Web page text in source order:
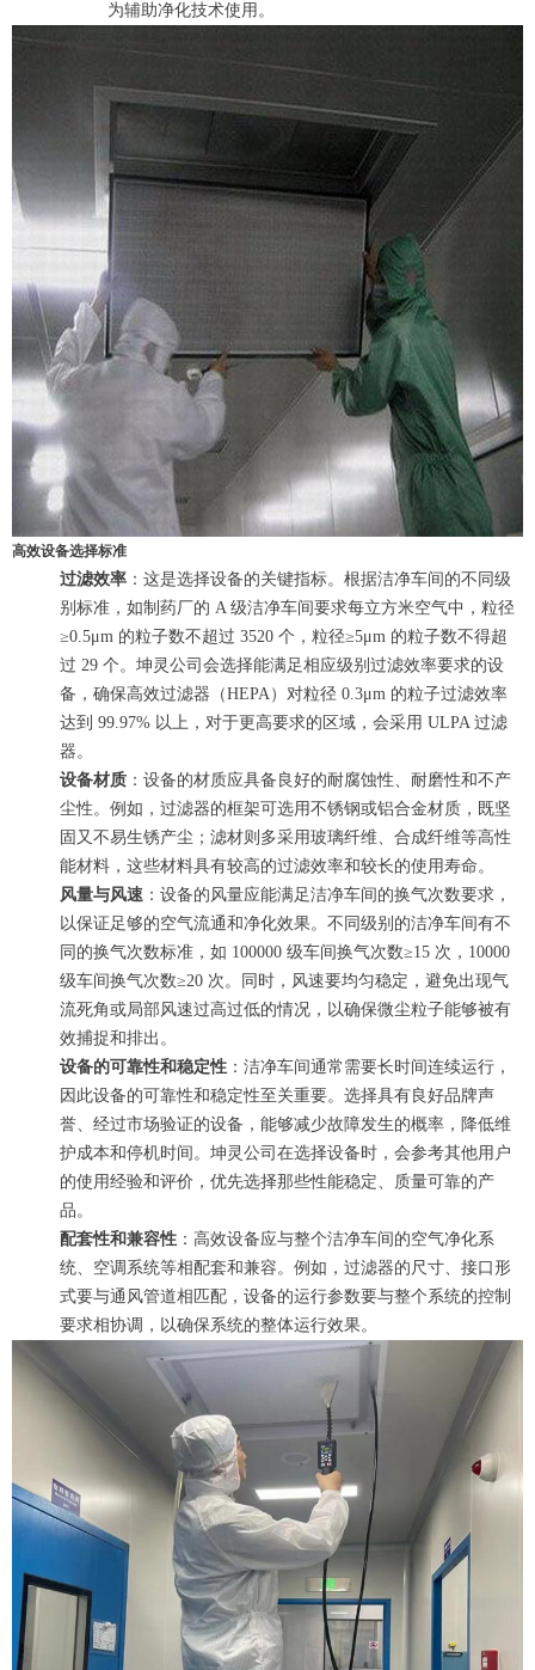
为辅助净化技术使用。
高效设备选择标准
过滤效率 ：这是选择设备的关键指标。根据洁净车间的不同级
别标准，如制药厂的 A 级洁净车间要求每立方米空气中，粒径
≥0.5μm 的粒子数不超过 3520 个，粒径≥5μm 的粒子数不得超
过 29 个。坤灵公司会选择能满足相应级别过滤效率要求的设
备，确保高效过滤器（HEPA）对粒径 0.3μm 的粒子过滤效率
达到 99.97% 以上，对于更高要求的区域，会采用 ULPA 过滤
器。
设备材质 ：设备的材质应具备良好的耐腐蚀性、耐磨性和不产
尘性。例如，过滤器的框架可选用不锈钢或铝合金材质，既坚
固又不易生锈产尘；滤材则多采用玻璃纤维、合成纤维等高性
能材料，这些材料具有较高的过滤效率和较长的使用寿命。
风量与风速 ：设备的风量应能满足洁净车间的换气次数要求，
以保证足够的空气流通和净化效果。不同级别的洁净车间有不
同的换气次数标准，如 100000 级车间换气次数≥15 次，10000
级车间换气次数≥20 次。同时，风速要均匀稳定，避免出现气
流死角或局部风速过高过低的情况，以确保微尘粒子能够被有
效捕捉和排出。
设备的可靠性和稳定性 ：洁净车间通常需要长时间连续运行，
因此设备的可靠性和稳定性至关重要。选择具有良好品牌声
誉、经过市场验证的设备，能够减少故障发生的概率，降低维
护成本和停机时间。坤灵公司在选择设备时，会参考其他用户
的使用经验和评价，优先选择那些性能稳定、质量可靠的产
品。
配套性和兼容性 ：高效设备应与整个洁净车间的空气净化系
统、空调系统等相配套和兼容。例如，过滤器的尺寸、接口形
式要与通风管道相匹配，设备的运行参数要与整个系统的控制
要求相协调，以确保系统的整体运行效果。